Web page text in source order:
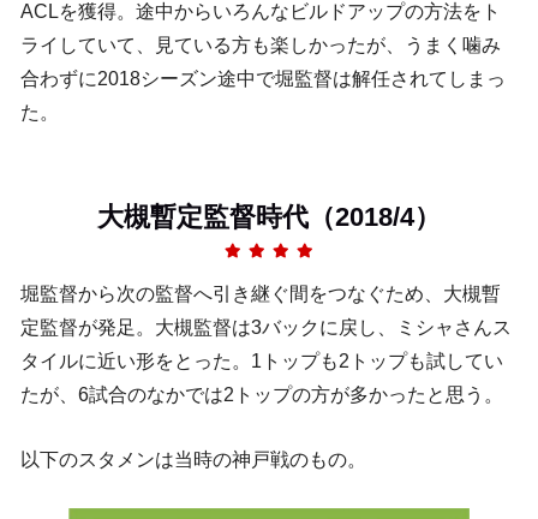
ACLを獲得。途中からいろんなビルドアップの方法をト
ライしていて、見ている方も楽しかったが、うまく噛み
合わずに2018シーズン途中で堀監督は解任されてしまっ
た。
大槻暫定監督時代（2018/4）
堀監督から次の監督へ引き継ぐ間をつなぐため、大槻暫
定監督が発足。大槻監督は3バックに戻し、ミシャさんス
タイルに近い形をとった。1トップも2トップも試してい
たが、6試合のなかでは2トップの方が多かったと思う。
以下のスタメンは当時の神戸戦のもの。